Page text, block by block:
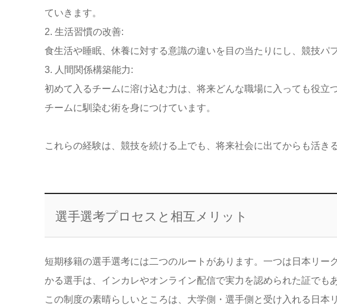
ていきます。
2. 生活習慣の改善:
食生活や睡眠、休養に対する意識の違いを目の当たりにし、競技パ
3. 人間関係構築能力:
初めて入るチームに溶け込む力は、将来どんな職場に入っても役
チームに馴染む術を身につけています。
これらの経験は、競技を続ける上でも、将来社会に出てからも活き
選手選考プロセスと相互メリット
短期移籍の選手選考には二つのルートがあります。一つは日本リ
かる選手は、インカレやオンライン配信で実力を認められた証でも
この制度の素晴らしいところは、大学側・選手側と受け入れる日